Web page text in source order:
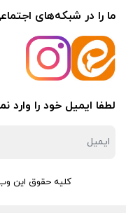
ما را در شبکه‌های
لطفا ایمیل خود را وارد
کلیه حقوق این